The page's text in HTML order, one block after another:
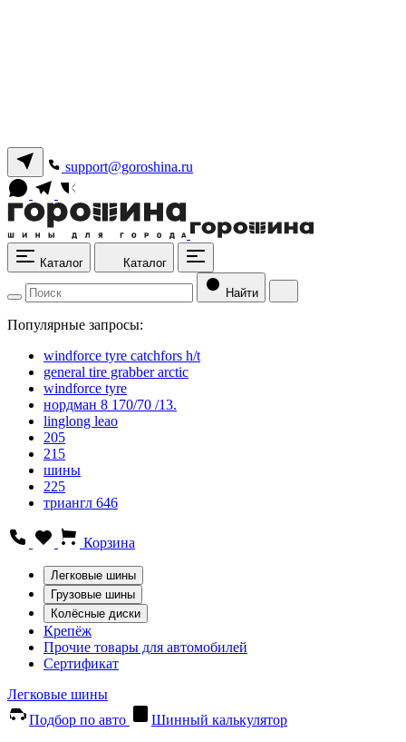
support@goroshina.ru
Каталог Каталог
Найти
Популярные запросы:
windforce tyre catchfors h/t
general tire grabber arctic
windforce tyre
нордман 8 170/70 /13.
linglong leao
205
215
шины
225
триангл 646
Корзина
Легковые шины
Грузовые шины
Колёсные диски
Крепёж
Прочие товары для автомобилей
Сертификат
Легковые шины
Подбор по авто
Шинный калькулятор